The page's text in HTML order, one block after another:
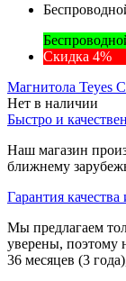
Скидка 4%
Магнитола Teyes
Нет в наличии
Быстро и
Наш магазин
ближнему
Гарантия
Мы предлагаем
уверены, поэтому
36 месяцев (3